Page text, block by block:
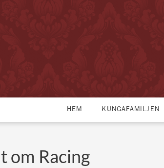
HEM KUNGAFAMILJEN
om Racing